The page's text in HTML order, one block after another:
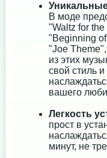
В моде
"Waltz for
"Beginning
"Joe
из этих
свой стиль
вашего
Легкость
прост в
минут, не